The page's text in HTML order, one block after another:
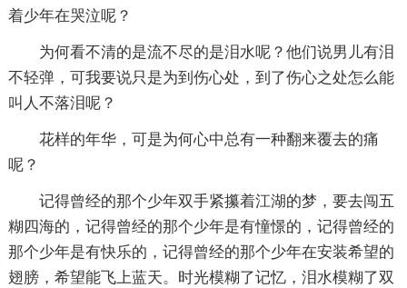
着少年在哭泣呢？
为何看不清的是流不尽的是泪水呢？他们说男儿有泪
不轻弹，可我要说只是为到伤心处，到了伤心之处怎么能
叫人不落泪呢？
花样的年华，可是为何心中总有一种翻来覆去的痛
呢？
记得曾经的那个少年双手紧攥着江湖的梦，要去闯五
糊四海的，记得曾经的那个少年是有憧憬的，记得曾经的
那个少年是有快乐的，记得曾经的那个少年在安装希望的
翅膀，希望能飞上蓝天。时光模糊了记忆，泪水模糊了双